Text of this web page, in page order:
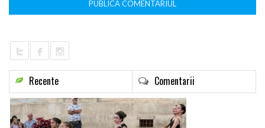
Recente Comentarii